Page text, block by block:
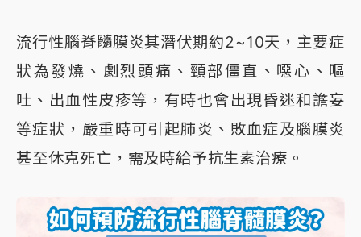
流行性腦脊髓膜炎其潛伏期約2~10天，主要症
狀為發燒、劇烈頭痛、頸部僵直、噁心、嘔
吐、出血性皮疹等，有時也會出現昏迷和譫妄
等症狀，嚴重時可引起肺炎、敗血症及腦膜炎
甚至休克死亡，需及時給予抗生素治療。